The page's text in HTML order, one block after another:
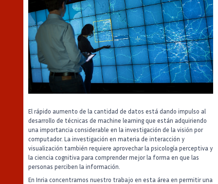
El rápido aumento de la cantidad de datos está dando impulso al
desarrollo de técnicas de machine learning que están adquiriendo
una importancia considerable en la investigación de la visión por
computador. La investigación en materia de interacción y
visualización también requiere aprovechar la psicología perceptiva y
la ciencia cognitiva para comprender mejor la forma en que las
personas perciben la información.
En Inria concentramos nuestro trabajo en esta área en permitir una